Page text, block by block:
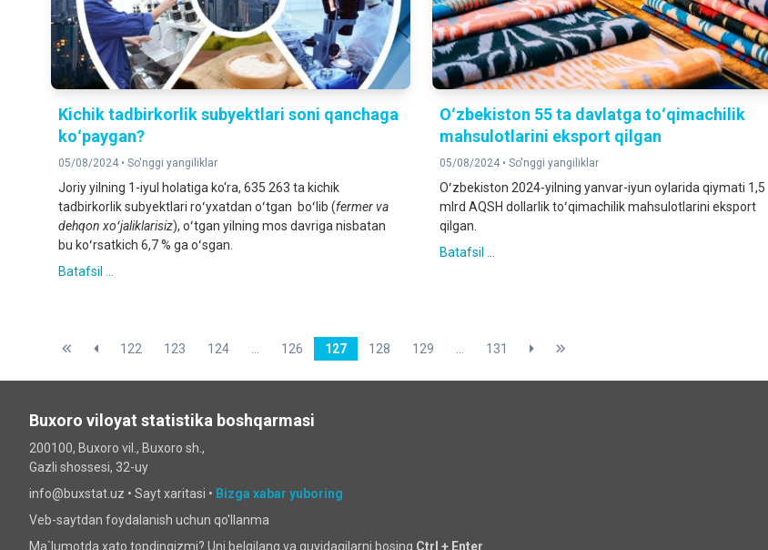
Kichik tadbirkorlik subyektlari soni qanchaga
koʻpaygan?
05/08/2024 • So'nggi yangiliklar
Joriy yilning 1-iyul holatiga ko‘ra, 635 263 ta kichik
tadbirkorlik subyektlari roʻyxatdan oʻtgan boʻlib (fermer va
dehqon xoʻjaliklarisiz), oʻtgan yilning mos davriga nisbatan
bu koʻrsatkich 6,7 % ga oʻsgan.
Batafsil ...
Oʻzbekiston 55 ta davlatga toʻqimachilik
mahsulotlarini eksport qilgan
05/08/2024 • So'nggi yangiliklar
Oʻzbekiston 2024-yilning yanvar-iyun oylarida qiymati 1,5
mlrd AQSH dollarlik toʻqimachilik mahsulotlarini eksport
qilgan.
Batafsil ...
122 123 124 126 127 128 129 131
Buxoro viloyat statistika boshqarmasi
200100, Buxoro vil., Buxoro sh.,
Gazli shossesi, 32-uy
info@buxstat.uz • Sayt xaritasi • Bizga xabar yuboring
Veb-saytdan foydalanish uchun qo'llanma
Ma`lumotda xato topdingizmi? Uni belgilang va quyidagilarni bosing Ctrl + Enter